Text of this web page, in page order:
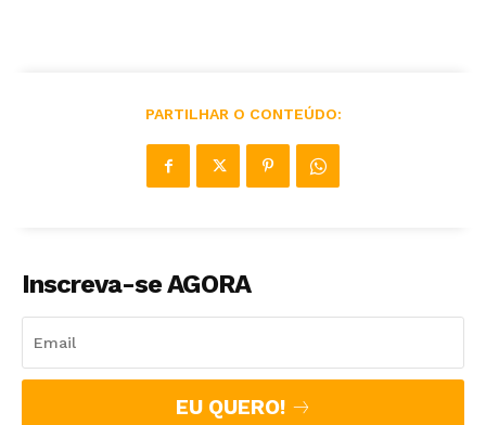
PARTILHAR O CONTEÚDO:
Inscreva-se AGORA
EU QUERO!